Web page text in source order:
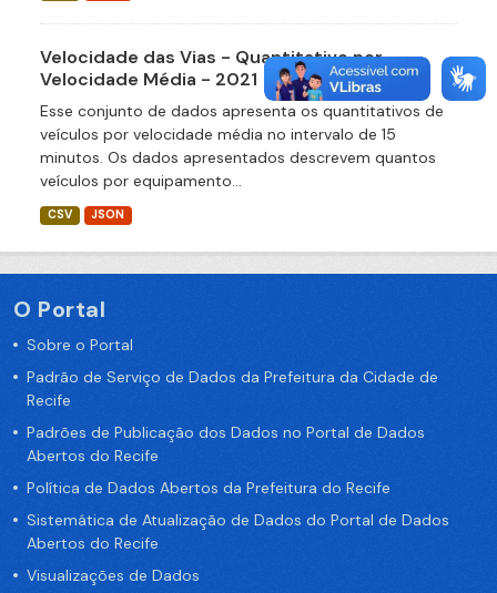
Velocidade das Vias - Quantitativo por
Velocidade Média - 2021
Esse conjunto de dados apresenta os quantitativos de
veículos por velocidade média no intervalo de 15
minutos. Os dados apresentados descrevem quantos
veículos por equipamento...
CSV JSON
O Portal
Sobre o Portal
Padrão de Serviço de Dados da Prefeitura da Cidade de
Recife
Padrões de Publicação dos Dados no Portal de Dados
Abertos do Recife
Política de Dados Abertos da Prefeitura do Recife
Sistemática de Atualização de Dados do Portal de Dados
Abertos do Recife
Visualizações de Dados